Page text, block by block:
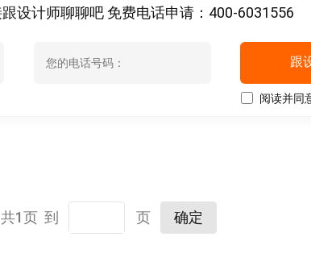
设计师聊聊吧 免费电话申请：400-6031556
跟
阅读并同
共1页 到 页 确定